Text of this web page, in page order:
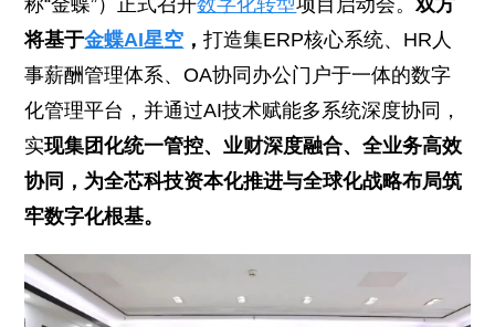
将基于金蝶AI星空 ，打造集ERP核心系统、HR人
事薪酬管理体系、OA协同办公门户于一体的数字
化管理平台，并通过AI技术赋能多系统深度协同，
实现集团化统一管控、业财深度融合、全业务高效
协同，为全芯科技资本化推进与全球化战略布局筑
牢数字化根基。